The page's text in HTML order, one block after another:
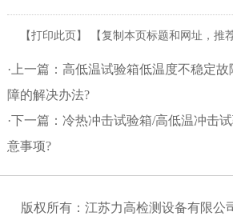
【打印此页 】 【复制本页标题和网址，推
·上一篇： 高低温试验箱低温度不稳定
障的解决办法?
·下一篇： 冷热冲击试验箱/高低温冲击
意事项?
版权所有：江苏力高检测设备有限公